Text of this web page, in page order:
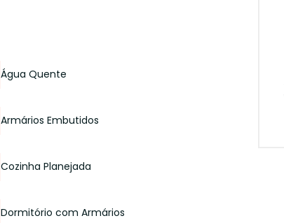
Água Quente
Armários Embutidos
Cozinha Planejada
Dormitório com Armários